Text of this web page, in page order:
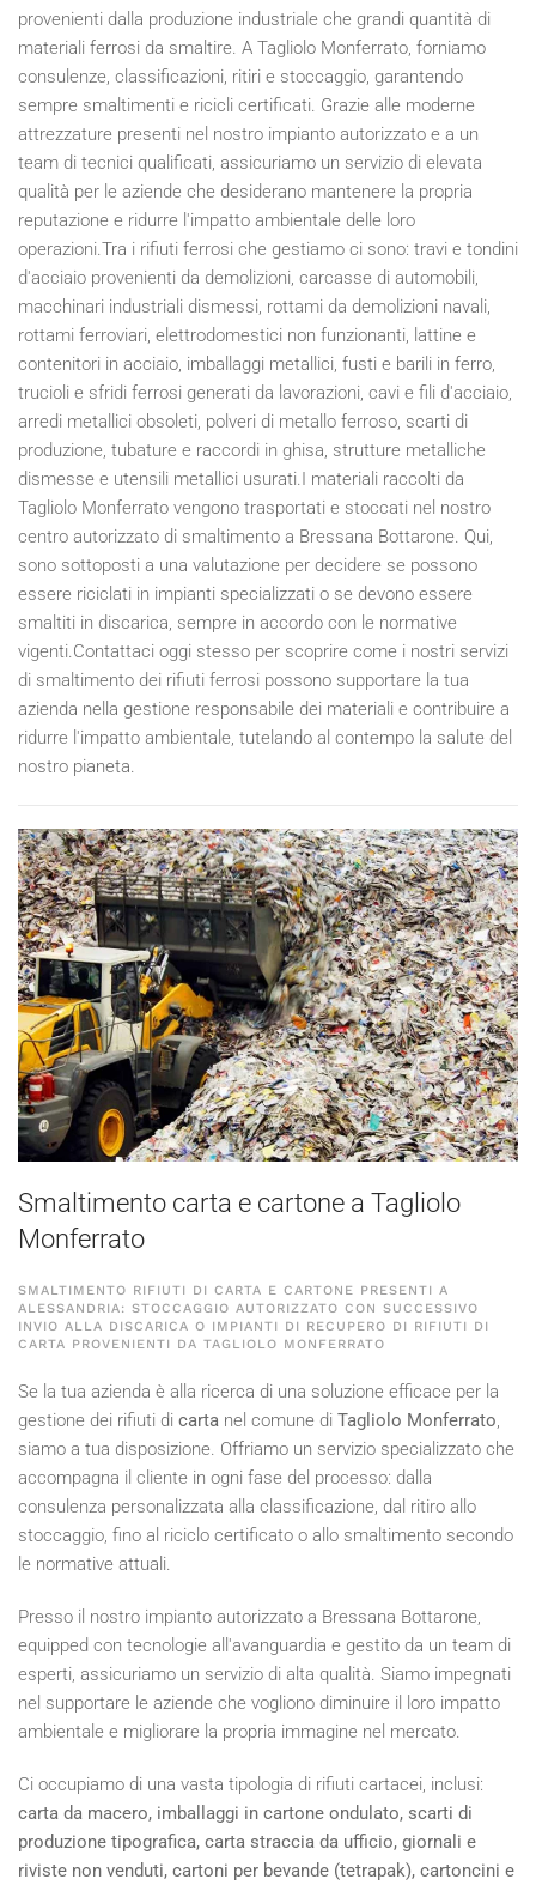
provenienti dalla produzione industriale che grandi quantità di
materiali ferrosi da smaltire. A Tagliolo Monferrato, forniamo
consulenze, classificazioni, ritiri e stoccaggio, garantendo
sempre smaltimenti e ricicli certificati. Grazie alle moderne
attrezzature presenti nel nostro impianto autorizzato e a un
team di tecnici qualificati, assicuriamo un servizio di elevata
qualità per le aziende che desiderano mantenere la propria
reputazione e ridurre l'impatto ambientale delle loro
operazioni.Tra i rifiuti ferrosi che gestiamo ci sono: travi e tondini
d'acciaio provenienti da demolizioni, carcasse di automobili,
macchinari industriali dismessi, rottami da demolizioni navali,
rottami ferroviari, elettrodomestici non funzionanti, lattine e
contenitori in acciaio, imballaggi metallici, fusti e barili in ferro,
trucioli e sfridi ferrosi generati da lavorazioni, cavi e fili d'acciaio,
arredi metallici obsoleti, polveri di metallo ferroso, scarti di
produzione, tubature e raccordi in ghisa, strutture metalliche
dismesse e utensili metallici usurati.I materiali raccolti da
Tagliolo Monferrato vengono trasportati e stoccati nel nostro
centro autorizzato di smaltimento a Bressana Bottarone. Qui,
sono sottoposti a una valutazione per decidere se possono
essere riciclati in impianti specializzati o se devono essere
smaltiti in discarica, sempre in accordo con le normative
vigenti.Contattaci oggi stesso per scoprire come i nostri servizi
di smaltimento dei rifiuti ferrosi possono supportare la tua
azienda nella gestione responsabile dei materiali e contribuire a
ridurre l'impatto ambientale, tutelando al contempo la salute del
nostro pianeta.
Smaltimento carta e cartone a Tagliolo
Monferrato
SMALTIMENTO RIFIUTI DI CARTA E CARTONE PRESENTI A
ALESSANDRIA: STOCCAGGIO AUTORIZZATO CON SUCCESSIVO
INVIO ALLA DISCARICA O IMPIANTI DI RECUPERO DI RIFIUTI DI
CARTA PROVENIENTI DA TAGLIOLO MONFERRATO
Se la tua azienda è alla ricerca di una soluzione efficace per la
gestione dei rifiuti di carta nel comune di Tagliolo Monferrato,
siamo a tua disposizione. Offriamo un servizio specializzato che
accompagna il cliente in ogni fase del processo: dalla
consulenza personalizzata alla classificazione, dal ritiro allo
stoccaggio, fino al riciclo certificato o allo smaltimento secondo
le normative attuali.
Presso il nostro impianto autorizzato a Bressana Bottarone,
equipped con tecnologie all'avanguardia e gestito da un team di
esperti, assicuriamo un servizio di alta qualità. Siamo impegnati
nel supportare le aziende che vogliono diminuire il loro impatto
ambientale e migliorare la propria immagine nel mercato.
Ci occupiamo di una vasta tipologia di rifiuti cartacei, inclusi:
carta da macero, imballaggi in cartone ondulato, scarti di
produzione tipografica, carta straccia da ufficio, giornali e
riviste non venduti, cartoni per bevande (tetrapak), cartoncini e